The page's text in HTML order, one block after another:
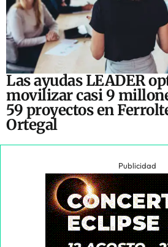
Las ayudas LEADER
movilizar casi 9
59 proyectos en
Ortegal
Publicidad